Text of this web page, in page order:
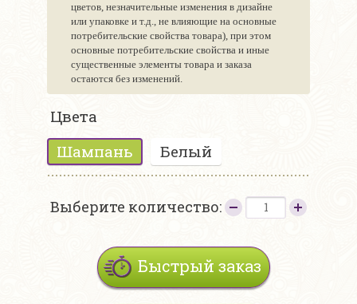
цветов, незначительные изменения в дизайне
или упаковке и т.д., не влияющие на основные
потребительские свойства товара), при этом
основные потребительские свойства и иные
существенные элементы товара и заказа
остаются без изменений.
Цвета
Шампань
Белый
Выберите количество:
Быстрый заказ